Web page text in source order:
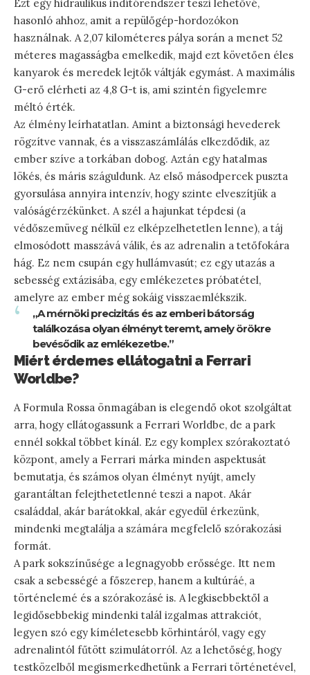
Ezt egy hidraulikus indítórendszer teszi lehetővé,
hasonló ahhoz, amit a repülőgép-hordozókon
használnak. A 2,07 kilométeres pálya során a menet 52
méteres magasságba emelkedik, majd ezt követően éles
kanyarok és meredek lejtők váltják egymást. A maximális
G-erő elérheti az 4,8 G-t is, ami szintén figyelemre
méltó érték.
Az élmény leírhatatlan. Amint a biztonsági hevederek
rögzítve vannak, és a visszaszámlálás elkezdődik, az
ember szíve a torkában dobog. Aztán egy hatalmas
lökés, és máris száguldunk. Az első másodpercek puszta
gyorsulása annyira intenzív, hogy szinte elveszítjük a
valóságérzékünket. A szél a hajunkat tépdesi (a
védőszemüveg nélkül ez elképzelhetetlen lenne), a táj
elmosódott masszává válik, és az adrenalin a tetőfokára
hág. Ez nem csupán egy hullámvasút; ez egy utazás a
sebesség extázisába, egy emlékezetes próbatétel,
amelyre az ember még sokáig visszaemlékszik.
„A mérnöki precizitás és az emberi bátorság
találkozása olyan élményt teremt, amely örökre
bevésődik az emlékezetbe.”
Miért érdemes ellátogatni a Ferrari
Worldbe?
A Formula Rossa önmagában is elegendő okot szolgáltat
arra, hogy ellátogassunk a Ferrari Worldbe, de a park
ennél sokkal többet kínál. Ez egy komplex szórakoztató
központ, amely a Ferrari márka minden aspektusát
bemutatja, és számos olyan élményt nyújt, amely
garantáltan felejthetetlenné teszi a napot. Akár
családdal, akár barátokkal, akár egyedül érkezünk,
mindenki megtalálja a számára megfelelő szórakozási
formát.
A park sokszínűsége a legnagyobb erőssége. Itt nem
csak a sebességé a főszerep, hanem a kultúráé, a
történelemé és a szórakozásé is. A legkisebbektől a
legidősebbekig mindenki talál izgalmas attrakciót,
legyen szó egy kíméletesebb körhintáról, vagy egy
adrenalintól fűtött szimulátorról. Az a lehetőség, hogy
testközelből megismerkedhetünk a Ferrari történetével,